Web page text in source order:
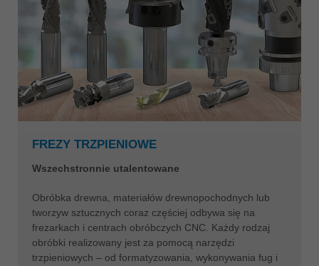
FREZY TRZPIENIOWE
Wszechstronnie utalentowane
Obróbka drewna, materiałów drewnopochodnych lub
tworzyw sztucznych coraz częściej odbywa się na
frezarkach i centrach obróbczych CNC. Każdy rodzaj
obróbki realizowany jest za pomocą narzędzi
trzpieniowych – od formatyzowania, wykonywania fug i